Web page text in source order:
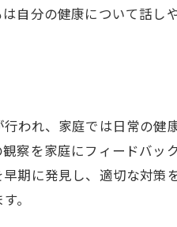
自分の健康について話し
われ、家庭では日常の健
察を家庭にフィードバッ
期に発見し、適切な対策
。